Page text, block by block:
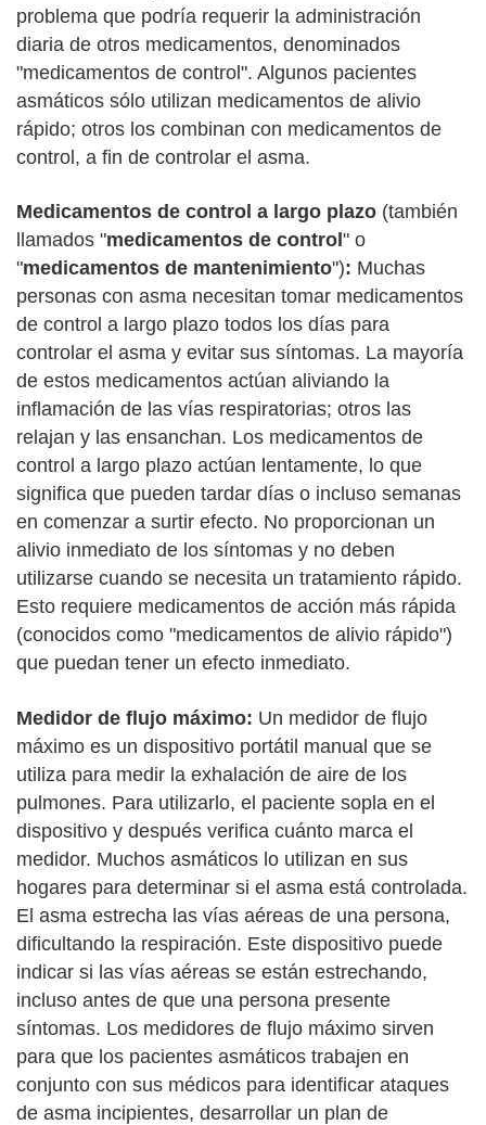
problema que podría requerir la administración
diaria de otros medicamentos, denominados
"medicamentos de control". Algunos pacientes
asmáticos sólo utilizan medicamentos de alivio
rápido; otros los combinan con medicamentos de
control, a fin de controlar el asma.
Medicamentos de control a largo plazo (también
llamados "medicamentos de control " o
"medicamentos de mantenimiento"): Muchas
personas con asma necesitan tomar medicamentos
de control a largo plazo todos los días para
controlar el asma y evitar sus síntomas. La mayoría
de estos medicamentos actúan aliviando la
inflamación de las vías respiratorias; otros las
relajan y las ensanchan. Los medicamentos de
control a largo plazo actúan lentamente, lo que
significa que pueden tardar días o incluso semanas
en comenzar a surtir efecto. No proporcionan un
alivio inmediato de los síntomas y no deben
utilizarse cuando se necesita un tratamiento rápido.
Esto requiere medicamentos de acción más rápida
(conocidos como "medicamentos de alivio rápido")
que puedan tener un efecto inmediato.
Medidor de flujo máximo: Un medidor de flujo
máximo es un dispositivo portátil manual que se
utiliza para medir la exhalación de aire de los
pulmones. Para utilizarlo, el paciente sopla en el
dispositivo y después verifica cuánto marca el
medidor. Muchos asmáticos lo utilizan en sus
hogares para determinar si el asma está controlada.
El asma estrecha las vías aéreas de una persona,
dificultando la respiración. Este dispositivo puede
indicar si las vías aéreas se están estrechando,
incluso antes de que una persona presente
síntomas. Los medidores de flujo máximo sirven
para que los pacientes asmáticos trabajen en
conjunto con sus médicos para identificar ataques
de asma incipientes, desarrollar un plan de